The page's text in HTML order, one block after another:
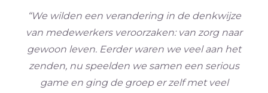
“We wilden een verandering in de denkwijze
van medewerkers veroorzaken: van zorg naar
gewoon leven. Eerder waren we veel aan het
zenden, nu speelden we samen een serious
game en ging de groep er zelf met veel